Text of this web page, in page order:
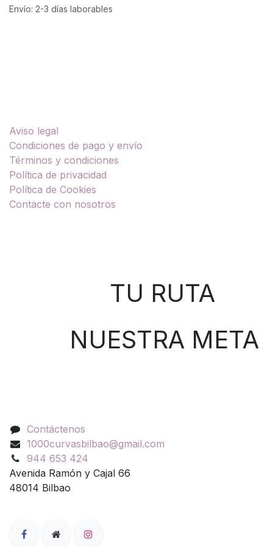
Envío: 2-3 días laborables
Aviso legal
Condiciones de pago y envío
Términos y condiciones
Política de privacidad
Política de Cookies
Contacte con nosotros
TU RUTA
NUESTRA META
Contáctenos
1000curvasbilbao@gmail.com
944 653 424
Avenida Ramón y Cajal 66
48014 Bilbao